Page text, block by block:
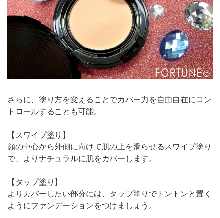
さらに、塗り方を変えることでカバー力を自由自在にコン
トロールすることも可能。
【スワイプ塗り】
顔の中心から外側に向けて肌の上を滑らせるスワイプ塗り
で、よりナチュラルに肌をカバーします。
【タップ塗り】
よりカバーしたい部分には、タップ塗りでトントンと置く
ようにファンデーションをつけましょう。